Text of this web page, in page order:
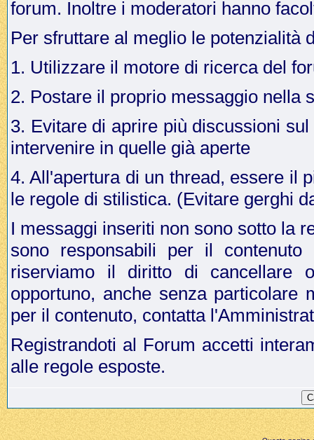
forum. Inoltre i moderatori hanno
Per sfruttare al meglio le potenzialità
1. Utilizzare il motore di ricerca del
2. Postare il proprio messaggio nella
3. Evitare di aprire più discussioni
intervenire in quelle già aperte
4. All'apertura di un thread, essere il
le regole di stilistica. (Evitare gerghi
I messaggi inseriti non sono sotto la
sono responsabili per il
riserviamo il diritto di cancellare
opportuno, anche senza particolare
per il contenuto, contatta
Registrandoti al Forum accetti
alle regole esposte.